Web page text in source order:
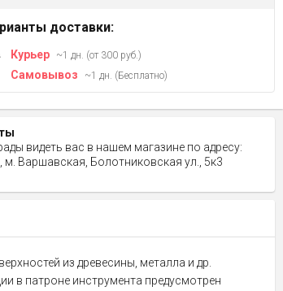
доставки:
Курьер ~1 дн. (от 300 руб.)
Самовывоз ~1 дн. (Бесплатно)
видеть вас в нашем магазине по адресу:
м. Варшавская, Болотниковская ул., 5к3
из древесины, металла и др.
патроне инструмента предусмотрен